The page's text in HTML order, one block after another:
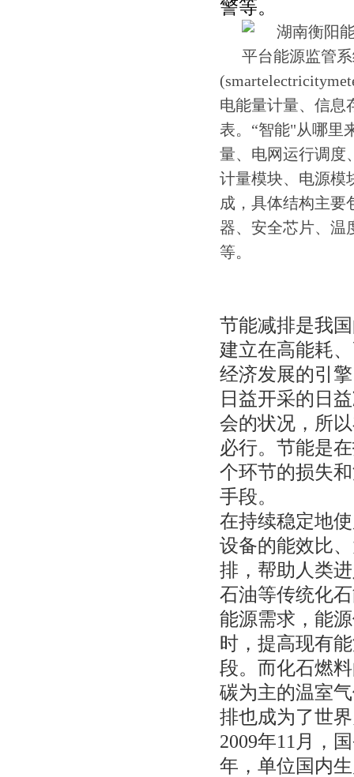
警等。
电能量计量、信息
表。“智能"从哪里
量、电网运行调度
计量模块、电源模
成，具体结构主要
器、安全芯片、温
等。
节能减排是我
建立在高能耗
经济发展的引
日益开采的日
会的状况，所
必行。节能是
个环节的损失
手段。
在持续稳定地
设备的能效比
排，帮助人类
石油等传统化
能源需求，能
时，提高现有
段。而化石燃
碳为主的温室
排也成为了世
2009年11月，
年，单位国内